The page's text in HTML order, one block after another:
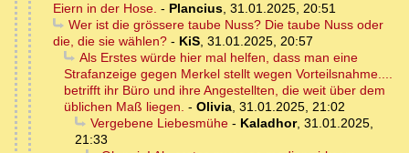
Eiern in der Hose. - Plancius, 31.01.2025, 20:51
Wer ist die grössere taube Nuss? Die taube Nuss oder
die, die sie wählen? - KiS, 31.01.2025, 20:57
Als Erstes würde hier mal helfen, dass man eine
Strafanzeige gegen Merkel stellt wegen Vorteilsnahme....
betrifft ihr Büro und ihre Angestellten, die weit über dem
üblichen Maß liegen. - Olivia, 31.01.2025, 21:02
Vergebene Liebesmühe- Kaladhor, 31.01.2025,
21:33